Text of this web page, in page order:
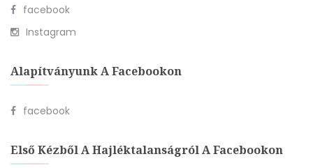
facebook
Instagram
Alapítványunk A Facebookon
facebook
Első Kézből A Hajléktalanságról A Facebookon